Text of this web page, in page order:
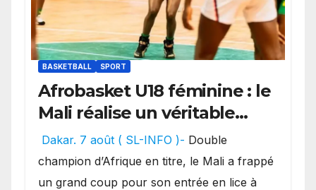
BASKETBALL SPORT
Afrobasket U18 féminine : le
Mali réalise un véritable
festival offensif et inflige
une lourde défaite au
Bénin.
Dakar. 7 août ( SL-INFO )- Double
champion d’Afrique en titre, le Mali a frappé
un grand coup pour son entrée en lice à